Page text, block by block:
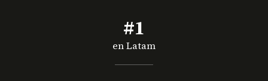
#1
en Latam